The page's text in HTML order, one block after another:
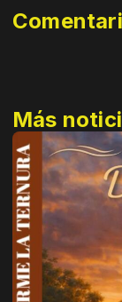
Más